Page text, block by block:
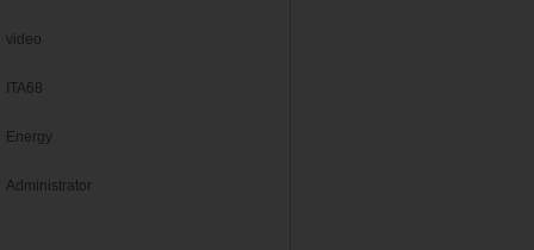
video
ITA68
Energy
Administrator